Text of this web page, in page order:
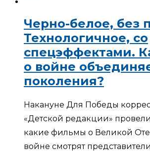
Черно-белое, без
Технологичное, со
спецэффектами.
о войне
поколения?
Накануне Для Победы
«Детской редакции»
какие фильмы о Великой
войне смотрят